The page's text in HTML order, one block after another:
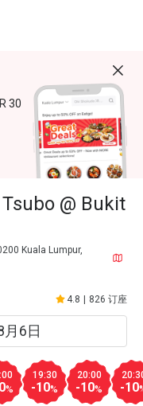
30
@ Bukit
Kuala Lumpur,
4.8 826 订座
%
19:30
-10%
20:00
-10% -10